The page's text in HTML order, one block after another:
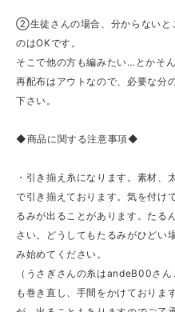
➁生徒さんの場合、分からないと
のはOKです。
そこで他の方も編みたい…とかそ
再配布はアウトなので、必要な分
下さい。
◆商品に関する注意事項◆
・引き揃え糸になります。素材、
で引き揃えております。気を付け
るみが出ることがあります。たる
さい。どうしてもたるみがひどい
み始めてください。
（うさぎさんの糸はandeB00さ
も巻き直し、手間をかけておりま